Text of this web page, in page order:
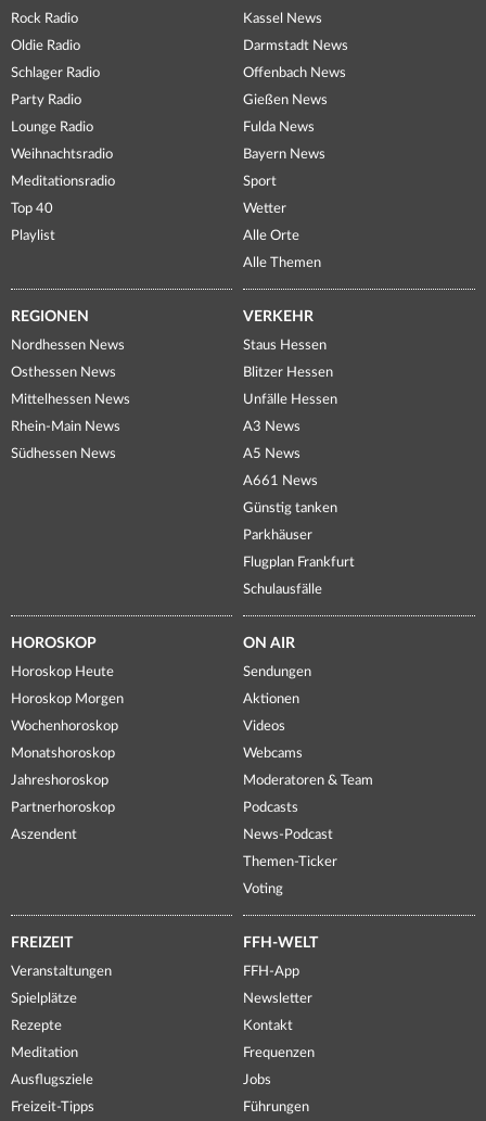
Rock Radio
Oldie Radio
Schlager Radio
Party Radio
Lounge Radio
Weihnachtsradio
Meditationsradio
Top 40
Playlist
Kassel News
Darmstadt News
Offenbach News
Gießen News
Fulda News
Bayern News
Sport
Wetter
Alle Orte
Alle Themen
REGIONEN
Nordhessen News
Osthessen News
Mittelhessen News
Rhein-Main News
Südhessen News
VERKEHR
Staus Hessen
Blitzer Hessen
Unfälle Hessen
A3 News
A5 News
A661 News
Günstig tanken
Parkhäuser
Flugplan Frankfurt
Schulausfälle
HOROSKOP
Horoskop Heute
Horoskop Morgen
Wochenhoroskop
Monatshoroskop
Jahreshoroskop
Partnerhoroskop
Aszendent
ON AIR
Sendungen
Aktionen
Videos
Webcams
Moderatoren & Team
Podcasts
News-Podcast
Themen-Ticker
Voting
FREIZEIT
Veranstaltungen
Spielplätze
Rezepte
Meditation
Ausflugsziele
Freizeit-Tipps
FFH-WELT
FFH-App
Newsletter
Kontakt
Frequenzen
Jobs
Führungen